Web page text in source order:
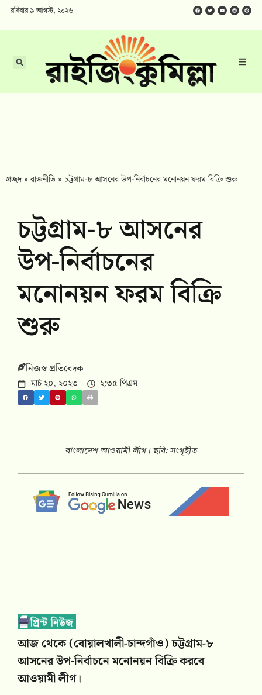
রবিবার ৯ আগস্ট, ২০২৬
প্রচ্ছদ»রাজনীতি »চট্টগ্রাম-৮ আসনের উপ-নির্বাচনের মনোনয়ন ফরম বিক্রি শুরু
চট্টগ্রাম-৮ আসনের
উপ-নির্বাচনের
মনোনয়ন ফরম বিক্রি
শুরু
নিজস্ব প্রতিবেদক
মার্চ ২০, ২০২৩ ২:৩৫ পিএম
বাংলাদেশ আওয়ামী লীগ। ছবি: সংগৃহীত
আজ থেকে (বোয়ালখালী-চান্দগাঁও) চট্টগ্রাম-৮
আসনের উপ-নির্বাচনে মনোনয়ন বিক্রি করবে
আওয়ামী লীগ।